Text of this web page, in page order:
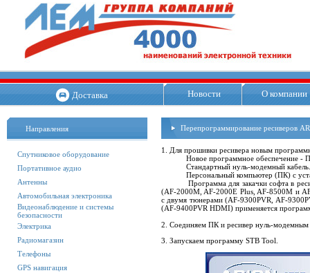
Доставка Новости О компании
Направления
Спутниковое оборудование
Портативное аудио
Антенны
Автомобильная электроника
Видеонаблюдение и системы
безопасности
Электрика
Радиомагазин
Телефоны
GPS навигация
Перепрограммирование ресиверов
1. Для прошивки ресивера новым
Новое программное обеспечение -
Стандартный нуль-модемный кабель.
Персональный компьютер (ПК) с
Программа для закачки софта в
(AF-2000M, AF-2000E Plus, AF-8500M и
с двумя тюнерами (AF-9300PVR, AF-
(AF-9400PVR HDMI) применяется
2. Соединяем ПК и ресивер нуль-модемным
3. Запускаем программу STB Tool.